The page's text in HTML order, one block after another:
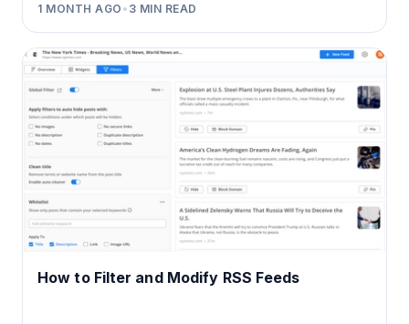
1 MONTH AGO • 3 MIN READ
How to Filter and Modify RSS Feeds